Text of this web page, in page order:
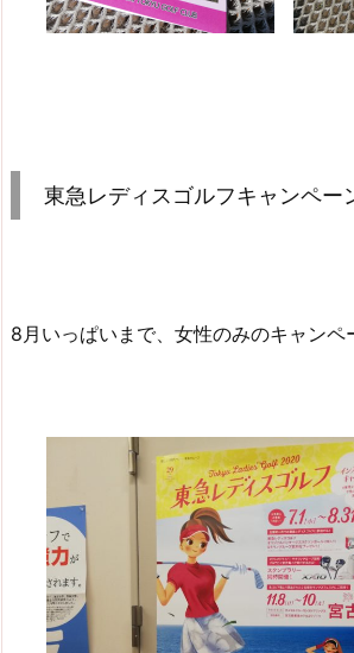
東急レディスゴルフキャンペー
8月いっぱいまで、女性のみのキャンペ